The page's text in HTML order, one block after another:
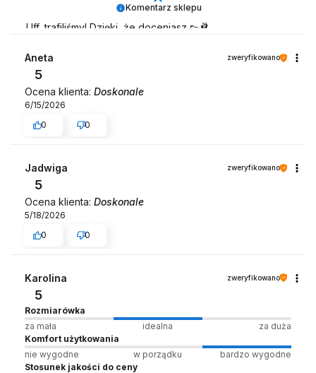
Komentarz sklepu
Uff, trafiliśmy! Dzięki, że doceniasz 👟🩰
Aneta zweryfikowano
5
Ocena klienta: Doskonale
6/15/2026
0
0
Jadwiga zweryfikowano
5
Ocena klienta: Doskonale
5/18/2026
0
0
Karolina zweryfikowano
5
Rozmiarówka
za mała
idealna
za duża
Komfort użytkowania
nie wygodne
w porządku
bardzo wygodne
Stosunek jakości do ceny